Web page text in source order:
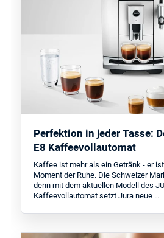
Perfektion in jeder Tasse:
E8 Kaffeevollautomat
Kaffee ist mehr als ein Getränk - er
Moment der Ruhe. Die Schweizer
denn mit dem aktuellen Modell des
Kaffeevollautomat setzt Jura neue …